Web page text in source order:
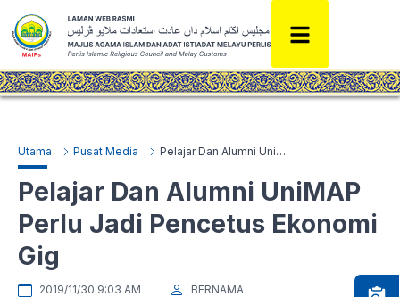
Utama Pusat Media Pelajar Dan Alumni UniMAP Perlu Jadi Pencetus Ekonomi Gig
Pelajar Dan Alumni UniMAP
Perlu Jadi Pencetus Ekonomi
Gig
2019/11/30 9:03 AM BERNAMA